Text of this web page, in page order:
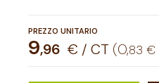
PREZZO UNITARIO
9,96 € / CT (0,83 €